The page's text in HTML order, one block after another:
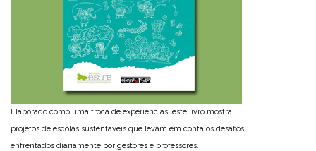
Elaborado como uma troca de experiências, este livro mostra
projetos de escolas sustentáveis que levam em conta os desafios
enfrentados diariamente por gestores e professores.